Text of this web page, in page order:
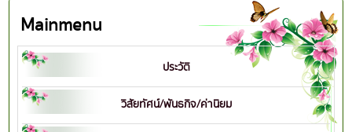
Mainmenu
ประวัติ
วิสัยทัศน์/พันธกิจ/ค่านิยม